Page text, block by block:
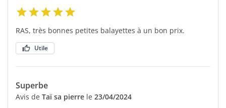
RAS, très bonnes petites balayettes à un bon prix.
Utile
Superbe
Avis de Taï sa pierre le 23/04/2024